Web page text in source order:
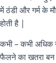
में ठंडी और गर्म के
होती है |
कभी – कभी अधिक
फैलने का खतरा